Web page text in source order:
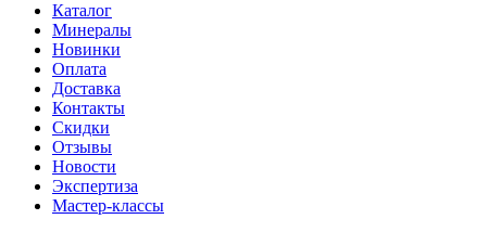
Каталог
Минералы
Новинки
Оплата
Доставка
Контакты
Скидки
Отзывы
Новости
Экспертиза
Мастер-классы